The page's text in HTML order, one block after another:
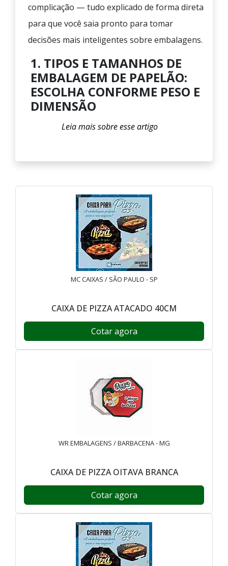
complicação — tudo explicado de forma direta
para que você saia pronto para tomar
decisões mais inteligentes sobre embalagens.
1. TIPOS E TAMANHOS DE
EMBALAGEM DE PAPELÃO:
ESCOLHA CONFORME PESO E
DIMENSÃO
MC CAIXAS / SÃO PAULO - SP
CAIXA DE PIZZA ATACADO 40CM
Cotar agora
WR EMBALAGENS / BARBACENA - MG
CAIXA DE PIZZA OITAVA BRANCA
Cotar agora